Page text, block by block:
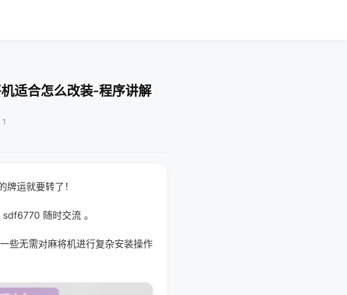
适合怎么改装-程序讲解
运就要转了！
随时交流 。
些无需对麻将机进行复杂安装操作